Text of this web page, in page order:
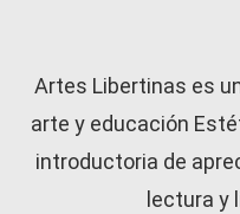
Artes Libertinas es
arte y educación
introductoria de
lectura y